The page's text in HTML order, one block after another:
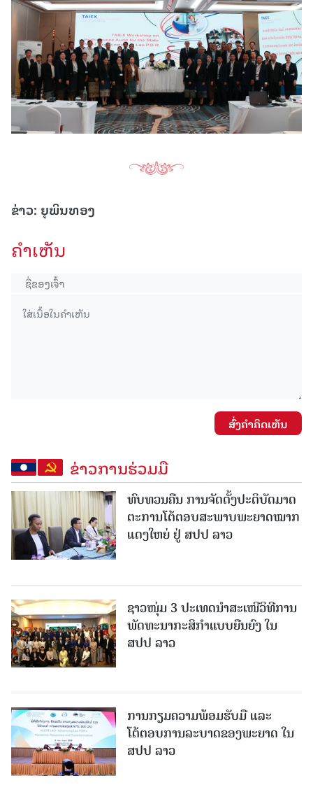
ຂ່າວ: ຍຸພິນທອງ
ຄໍາເຫັນ
ສົ່ງຄໍາຄິດເຫັນ
ຂ່າວການຮ່ວມມື
ທົບທວນຄືນ ການຈັດຕັ້ງປະຕິບັດມາດ
ຕະການໂຕ້ຕອບສະພາບພະຍາດໝາກ
ແດງໃຫຍ່ ຢູ່ ສປປ ລາວ
ຊາວໜຸ່ມ 3 ປະເທດນຳສະເໜີວິທີການ
ພັດທະນາກະສິກຳແບບຍືນຍົງ ໃນ
ສປປ ລາວ
ການກຽມຄວາມພ້ອມຮັບມື ແລະ
ໂຕ້ຕອບການລະບາດຂອງພະຍາດ ໃນ
ສປປ ລາວ